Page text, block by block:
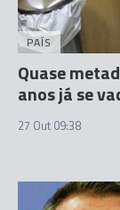
PAÍS
Quase
anos já se
27 Out 09:38